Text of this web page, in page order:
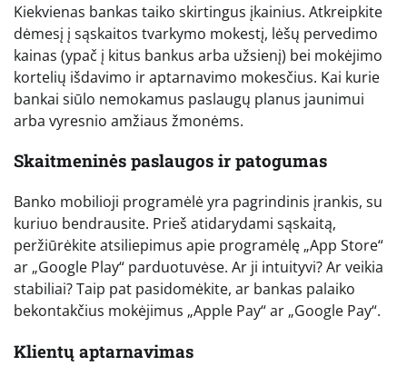
Kiekvienas bankas taiko skirtingus įkainius. Atkreipkite
dėmesį į sąskaitos tvarkymo mokestį, lėšų pervedimo
kainas (ypač į kitus bankus arba užsienį) bei mokėjimo
kortelių išdavimo ir aptarnavimo mokesčius. Kai kurie
bankai siūlo nemokamus paslaugų planus jaunimui
arba vyresnio amžiaus žmonėms.
Skaitmeninės paslaugos ir patogumas
Banko mobilioji programėlė yra pagrindinis įrankis, su
kuriuo bendrausite. Prieš atidarydami sąskaitą,
peržiūrėkite atsiliepimus apie programėlę „App Store“
ar „Google Play“ parduotuvėse. Ar ji intuityvi? Ar veikia
stabiliai? Taip pat pasidomėkite, ar bankas palaiko
bekontakčius mokėjimus „Apple Pay“ ar „Google Pay“.
Klientų aptarnavimas